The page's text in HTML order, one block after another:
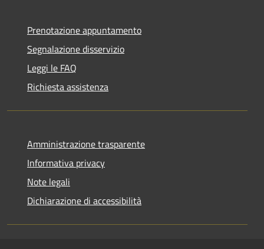
Prenotazione appuntamento
Segnalazione disservizio
Leggi le FAQ
Richiesta assistenza
Amministrazione trasparente
Informativa privacy
Note legali
Dichiarazione di accessibilità